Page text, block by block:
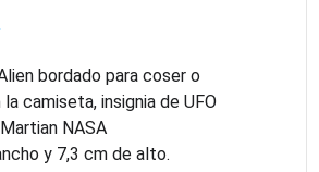
bordado para coser o
camiseta, insignia de UFO
NASA
y 7,3 cm de alto.